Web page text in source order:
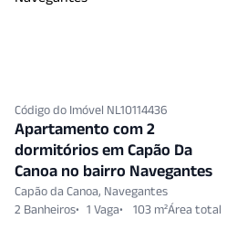
Código do Imóvel NL10114436
Apartamento com 2
dormitórios em Capão Da
Canoa no bairro Navegantes
Capão da Canoa, Navegantes
2 Banheiros
1 Vaga 103 m²